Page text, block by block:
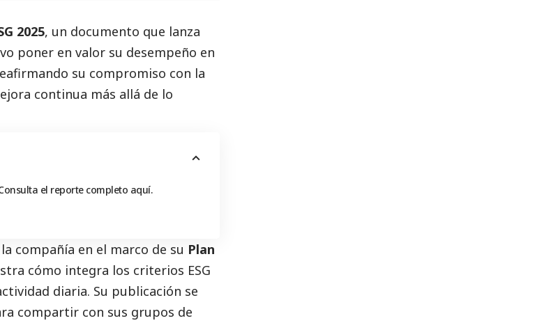
2025, un documento que lanza
poner en valor su desempeño en
su compromiso con la
continua más allá de lo
el reporte completo aquí.
compañía en el marco de su Plan
cómo integra los criterios ESG
diaria. Su publicación se
compartir con sus grupos de